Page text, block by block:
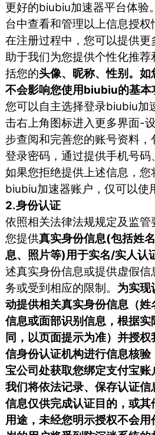
更好的biubiu加速器平台体验
台中查看和管理以上信息授权
在注册过程中，您可以提供
助于我们为您提供个性化推
括您的头像、昵称、性别。如
不会影响您使用biubiu的基本
您可以自主选择登录biubiu加
击右上角图标进入更多界面-
步查阅和完善您的账号资料
登录密码，通过提供手机号码
如果您拒绝提供上述信息，
biubiu加速器账户，仅可以使
2.身份认证
依照相关法律法规规定及监
您提供真实身份信息(包括姓
息、照片等)用于实名/实人认
述真实身份信息或提供虚假信
务或受到相应的限制。 为实现
动提供相关真实身份信息（
信息或面部识别信息，根据
同，以页面提示为准）并授
信身份认证机构进行信息核
宝公司处获取您绑定支付宝账
我们将依法记录、保存认证
信息仅供完成认证目的，或
用途，未经您明示授权不会